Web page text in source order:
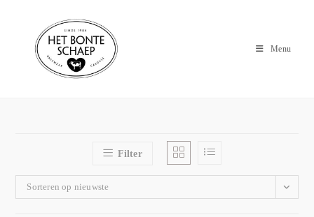
Menu
Filter
Sorteren op nieuwste